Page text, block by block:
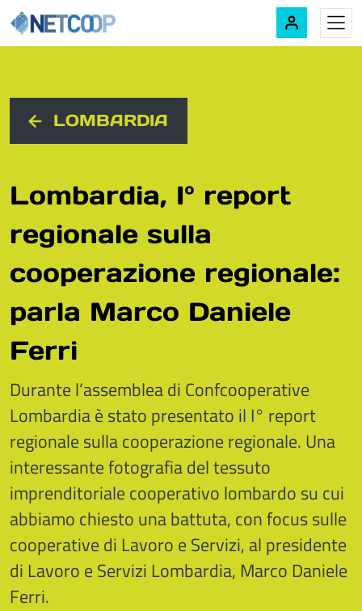
Navigazione principale
LOMBARDIA
Lombardia, I° report
regionale sulla
cooperazione regionale:
parla Marco Daniele
Ferri
Durante l’assemblea di Confcooperative
Lombardia è stato presentato il I° report
regionale sulla cooperazione regionale. Una
interessante fotografia del tessuto
imprenditoriale cooperativo lombardo su cui
abbiamo chiesto una battuta, con focus sulle
cooperative di Lavoro e Servizi, al presidente
di Lavoro e Servizi Lombardia, Marco Daniele
Ferri.